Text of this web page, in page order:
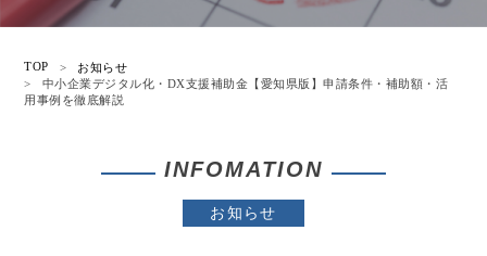
TOP >
お知らせ
>
中小企業デジタル化・DX支援補助金【愛知県版】申請条件・補助額・活
用事例を徹底解説
INFOMATION
お知らせ